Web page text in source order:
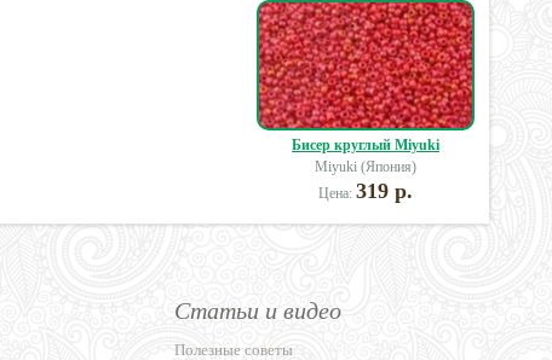
Бисер круглый Miyuki
Miyuki (Япония)
Цена: 319 р.
Статьи и видео
Полезные советы